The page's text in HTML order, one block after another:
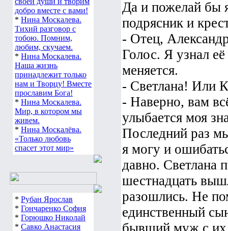
добро вместе с вами!
* Нина Москалева.
Тихий разговор с
тобою. Помним,
любим, скучаем.
* Нина Москалева.
Наша жизнь
принадлежит только
нам и Творцу! Вместе
прославим Бога!
* Нина Москалева.
Мир, в котором мы
живем.
* Нина Москалёва.
«Только любовь
спасет этот мир»
* Рубан Ярослав
* Гончаренко София
* Горюшко Николай
* Савко Анастасия
Да и пожелай бы
подрясник и
- Отец,
Голос. Я узнал
меняется.
- Светлана! Или
- Наверно, вам
улыбается моя
Последний раз
я могу и
давно. Светлана
шестнадцать
разошлись. Не
единственный
бывший муж с их